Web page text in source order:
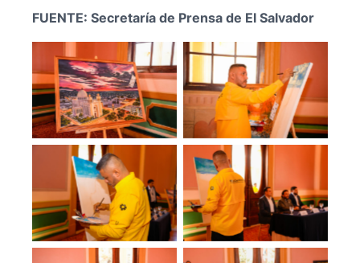
FUENTE: Secretaría de Prensa de El Salvador
No Caption No Caption
No Caption No Caption